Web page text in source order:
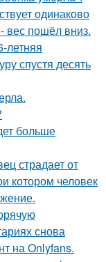
одинаково
вес пошёл вниз.
летняя
спустя десять
больше
страдает от
котором человек
снова
на Onlyfans.